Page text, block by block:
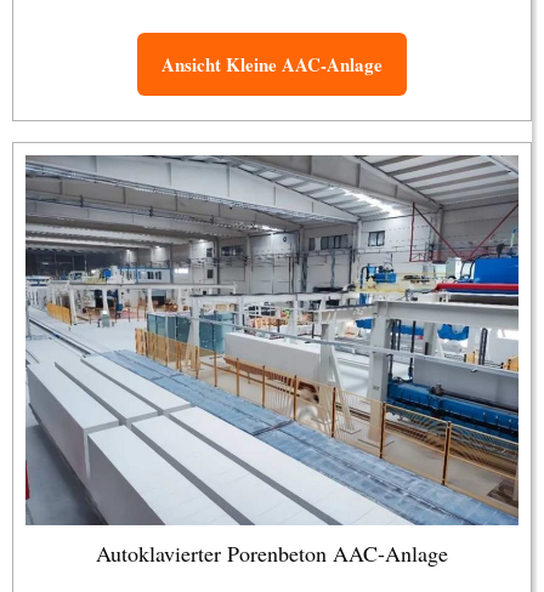
Ansicht Kleine AAC-Anlage
Autoklavierter Porenbeton AAC-Anlage